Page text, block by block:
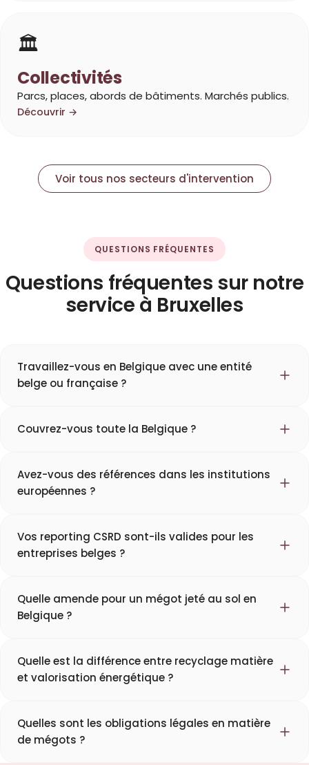
🏛️
Collectivités
Parcs, places, abords de bâtiments. Marchés publics.
Découvrir →
Voir tous nos secteurs d'intervention
QUESTIONS FRÉQUENTES
Questions fréquentes sur notre
service à Bruxelles
Travaillez-vous en Belgique avec une entité
belge ou française ?
Couvrez-vous toute la Belgique ?
Avez-vous des références dans les institutions
européennes ?
Vos reporting CSRD sont-ils valides pour les
entreprises belges ?
Quelle amende pour un mégot jeté au sol en
Belgique ?
Quelle est la différence entre recyclage matière
et valorisation énergétique ?
Quelles sont les obligations légales en matière
de mégots ?